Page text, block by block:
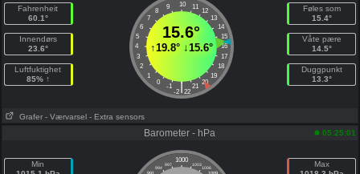
Fahrenheit
60.1°
Innendørs
23.6°
Luftfuktighet
85% ↑
10
9 11
8
12
7
13
6
14
5
15
4
16
3
17
2
18
1
19
0
20
-1 21
|
-2 22
15.6°
↑19.8°↓15.6°
Føles som
15.4°
Våte pære
14.5°
Duggpunkt
13.3°
Grafer - Værvarsel - Extra sensors
Barometer - hPa 05:25:01
Min
1000
997 1003
994
1006
Max